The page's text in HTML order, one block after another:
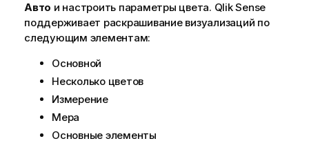
Авто и настроить параметры цвета. Qlik Sense
поддерживает раскрашивание визуализаций по
следующим элементам:
Основной
Несколько цветов
Измерение
Мера
Основные элементы